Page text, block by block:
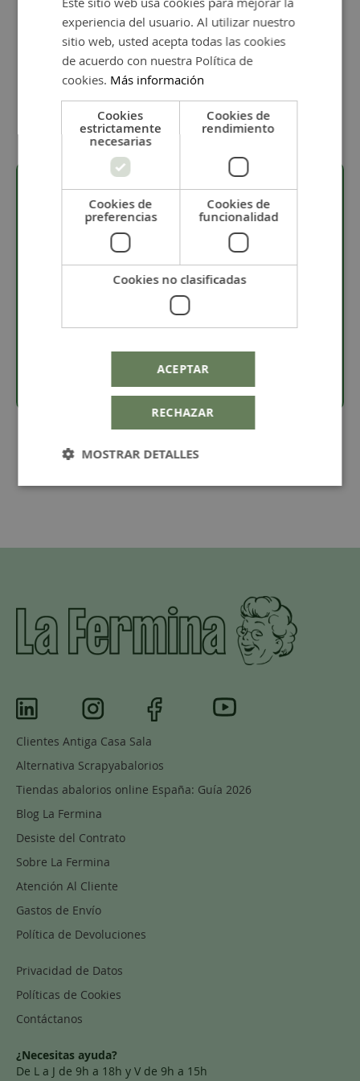
Añadir al carrito
Detalles
Descripción
· Pieza bañada en 8 micras de plata.
· Material: Zamak.
· El terminal mide 19 x 24 mm.
· Doble taladro con huecos redondos de 10 mm
· Terminal con anilla de 8 mm.
Clientes Antiga Casa Sala
Alternativa Scrapyabalorios
Tiendas abalorios online España: Guía 2026
Blog La Fermina
Desiste del Contrato
Sobre La Fermina
Atención Al Cliente
Gastos de Envío
Política de Devoluciones
Privacidad de Datos
Políticas de Cookies
Contáctanos
¿Necesitas ayuda?
De L a J de 9h a 18h y V de 9h a 15h
experiencia del usuario. Al utilizar nuestro
sitio web, usted acepta todas las cookies
de acuerdo con nuestra Política de
cookies. Más información
Cookies
estrictamente
necesarias
Cookies de
rendimiento
Cookies de
preferencias
Cookies de
funcionalidad
Cookies no clasificadas
ACEPTAR
RECHAZAR
MOSTRAR DETALLES